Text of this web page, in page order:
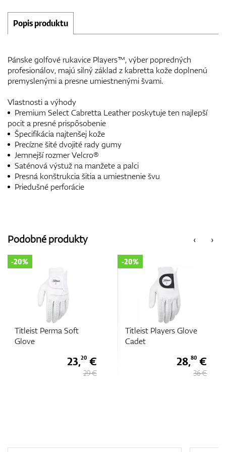
Popis produktu
Pánske golfové rukavice Players™, výber popredných
profesionálov, majú silný základ z kabretta kože doplnenú
premyslenými a presne umiestnenými švami.
Vlastnosti a výhody
Premium Select Cabretta Leather poskytuje ten najlepší
pocit a presné prispôsobenie
Špecifikácia najtenšej kože
Precízne šité dvojité rady gumy
Jemnejší rozmer Velcro®
Saténová výstuž na manžete a palci
Presná konštrukcia šitia a umiestnenie švu
Priedušné perforácie
‹
Podobné produkty ›
Titleist Players Glove
28,
Titleist Players
28,